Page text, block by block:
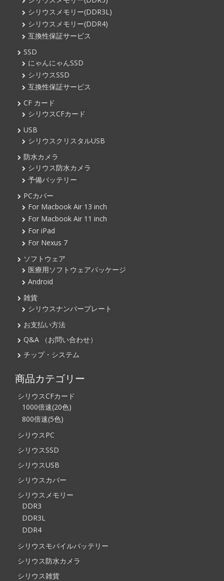
シリウスメモリー(DDR3L)
シリウスメモリー(DDR4)
互換性保証サービス
SSD
にゃんにゃんSSD
シリウスSSD
互換性保証サービス
CF カード
シリウスCFカード
USB
シリウスクリスタルUSB
防水カメラ
シリウス防水カメラ
予備バッテリー
PCカバー
For Macbook Air 13 inch
For Macbook Air 11 inch
For iPad
For Nexus 7
ソフトウェア
医療用ソフトウェアパッケージ
Android
雑貨
シリウスナンバープレート
お支払い方法
Q&A （お問い合わせ）
チップ・システム
商品カテゴリー
シリウスCFカード
1000倍速(20色)
800倍速(5色)
シリウスPC
シリウスSSD
シリウスUSB
シリウスカバー
シリウスメモリー
DDR3
DDR3L
DDR4
シリウスモバイルバッテリー
シリウス防水カメラ
シリウス雑貨